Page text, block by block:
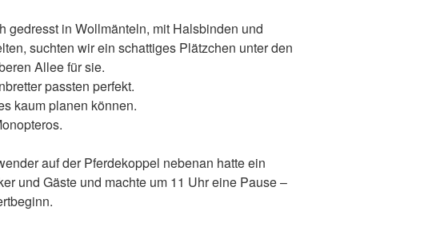
gedresst in Wollmänteln, mit Halsbinden und
suchten wir ein schattiges Plätzchen unter den
Allee für sie.
passten perfekt.
kaum planen können.
auf der Pferdekoppel nebenan hatte ein
und Gäste und machte um 11 Uhr eine Pause –